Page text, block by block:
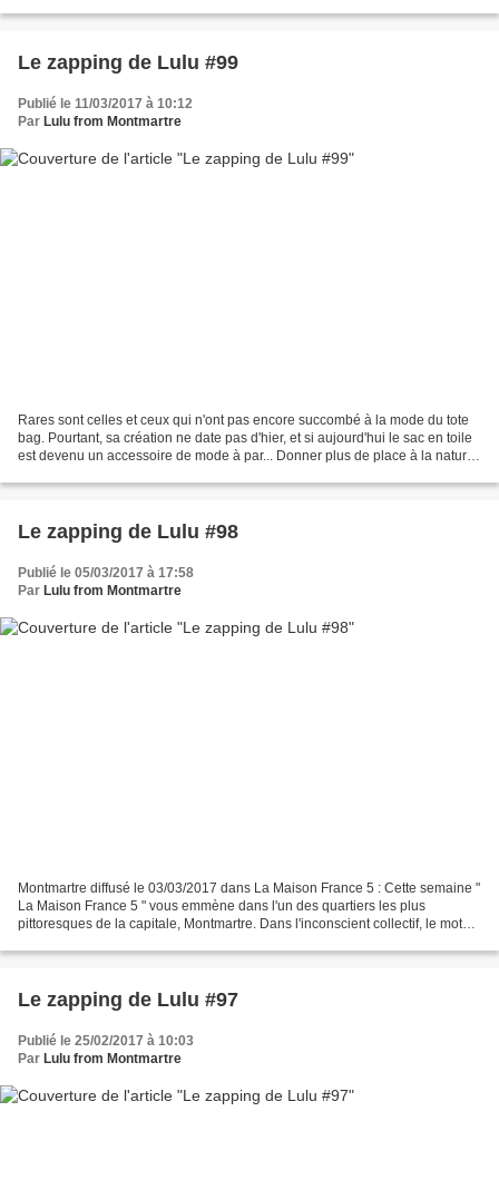
Le zapping de Lulu #99
Publié le 11/03/2017 à 10:12
Par Lulu from Montmartre
Rares sont celles et ceux qui n'ont pas encore succombé à la mode du tote
bag. Pourtant, sa création ne date pas d'hier, et si aujourd'hui le sac en toile
est devenu un accessoire de mode à par... Donner plus de place à la nature
Le zapping de Lulu #98
Publié le 05/03/2017 à 17:58
Par Lulu from Montmartre
Montmartre diffusé le 03/03/2017 dans La Maison France 5 : Cette semaine "
La Maison France 5 " vous emmène dans l'un des quartiers les plus
pittoresques de la capitale, Montmartre. Dans l'inconscient collectif, le mot
Le zapping de Lulu #97
Publié le 25/02/2017 à 10:03
Par Lulu from Montmartre